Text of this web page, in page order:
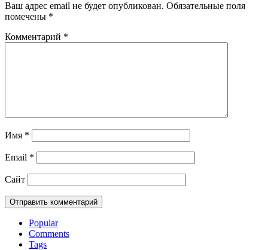
Ваш адрес email не будет опубликован. Обязательные поля
помечены *
Комментарий *
Имя *
Email *
Сайт
Popular
Comments
Tags